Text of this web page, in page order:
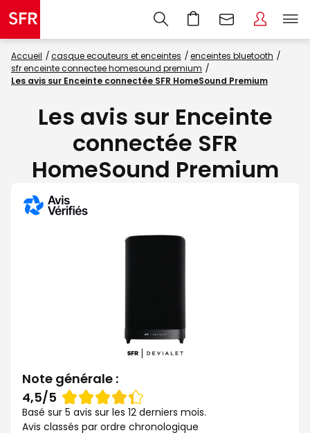
Accueil casque ecouteurs et enceintes
enceintes bluetooth
sfr enceinte connectee homesound premium
Les avis sur Enceinte connectée SFR HomeSound Premium
Les avis sur Enceinte
connectée SFR
HomeSound Premium
Note générale :
Note
de
4,5/5
Basé sur 5 avis sur les 12 derniers mois.
Avis classés par ordre chronologique